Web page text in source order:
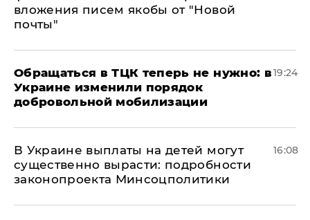
вложения писем якобы от "Новой
почты"
Обращаться в ТЦК теперь не нужно: в
Украине изменили порядок
добровольной мобилизации
19:24
В Украине выплаты на детей могут
существенно вырасти: подробности
законопроекта Минсоцполитики
16:08